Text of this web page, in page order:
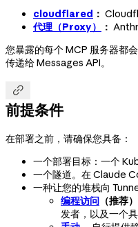
cloudflared ：
代理（Proxy）
：
您暴露的每个 MCP 服务器都
传递给 Messages API。

前提条件
在部署之前，请确保您具备：
一个部署目标：一个
一个隧道。在 Claude
一种让您的堆栈向
编程访问 （推荐）
发者，以及一个